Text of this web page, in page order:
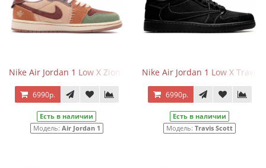
Nike Air Jordan 1 Low X Zion Williamson Voodoo
6990р.
Есть в наличии
Модель: Air Jordan 1
Nike Air Jordan 1 Low X Travis
6990р.
Есть в наличии
Модель: Travis Scott